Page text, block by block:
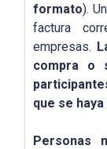
formato).
factura
empresas.
compra o
que se
Personas